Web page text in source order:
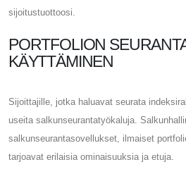
sijoitustuottoosi.
PORTFOLION
KÄYTTÄMINEN
Sijoittajille, jotka haluavat seurata
useita salkunseurantatyökaluja.
salkunseurantasovellukset, ilmaiset
tarjoavat erilaisia ​​ominaisuuksia ja etuja.